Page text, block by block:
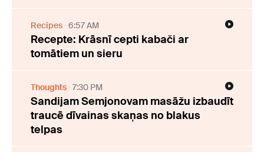
Recipes 6:57 AM
Recepte: Krāsnī cepti kabači ar
tomātiem un sieru
Thoughts 7:30 PM
Sandijam Semjonovam masāžu izbaudīt
traucē dīvainas skaņas no blakus
telpas